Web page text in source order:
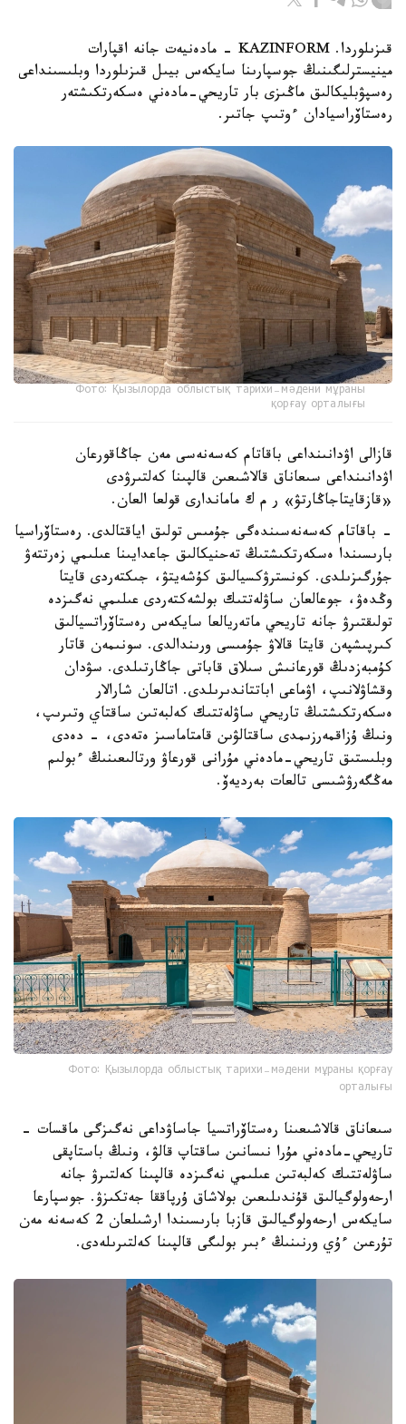
قىزىلوردا. KAZINFORM - مادەنيەت جانە اقپارات
مينيسترلىگىنىڭ جوسپارىنا سايكەس بيىل قىزىلوردا وبلىسىنداعى
رەسپۋبليكالىق ماڭىزى بار تاريحي-مادەني ەسكەرتكىشتەر
رەستاۆراسيادان ءوتىپ جاتىر.
Фото: Қызылорда облыстық тарихи-мәдени мұраны
қорғау орталығы
قازالى اۋدانىنداعى باقاتام كەسەنەسى مەن جاڭاقورعان
اۋدانىنداعى سىعاناق قالاشىعىن قالپىنا كەلتىرۋدى
«قازقايتاجاڭارتۋ» ر م ك ماماندارى قولعا العان.
- باقاتام كەسەنەسىندەگى جۇمىس تولىق اياقتالدى. رەستاۆراسيا
بارىسىندا ەسكەرتكىشتىڭ تەحنيكالىق جاعدايىنا عىلىمي زەرتتەۋ
جۇرگىزىلدى. كونسترۋكسيالىق كۇشەيتۋ، جىكتەردى قايتا
وڭدەۋ، جوعالعان ساۋلەتتىك بولشەكتەردى عىلىمي نەگىزدە
تولىقتىرۋ جانە تاريحي ماتەريالعا سايكەس رەستاۆراتسيالىق
كىرپىشپەن قايتا قالاۋ جۇمىسى ورىندالدى. سونىمەن قاتار
كۇمبەزدىڭ قورعانىش سىلاق قاباتى جاڭارتىلدى. سۋدان
وقشاۋلانىپ، اۋماعى اباتتاندىرىلدى. اتالعان شارالار
ەسكەرتكىشتىڭ تاريحي ساۋلەتتىك كەلبەتىن ساقتاي وتىرىپ،
ونىڭ ۇزاقمەرزىمدى ساقتالۋىن قامتاماسىز ەتەدى، - دەدى
وبلىستىق تاريحي-مادەني مۇرانى قورعاۋ ورتالىعىنىڭ ءبولىم
مەڭگەرۋشىسى تالعات بەرديەۆ.
Фото: Қызылорда облыстық тарихи-мәдени мұраны қорғау
орталығы
سىعاناق قالاشىعىنا رەستاۆراتسيا جاساۋداعى نەگىزگى ماقسات -
تاريحي-مادەني مۇرا نىسانىن ساقتاپ قالۋ، ونىڭ باستاپقى
ساۋلەتتىك كەلبەتىن عىلىمي نەگىزدە قالپىنا كەلتىرۋ جانە
ارحەولوگيالىق قۇندىلىعىن بولاشاق ۇرپاققا جەتكىزۋ. جوسپارعا
سايكەس ارحەولوگيالىق قازبا بارىسىندا ارشىلعان 2 كەسەنە مەن
تۇرعىن ءۇي ورنىنىڭ ءبىر بولىگى قالپىنا كەلتىرىلەدى.